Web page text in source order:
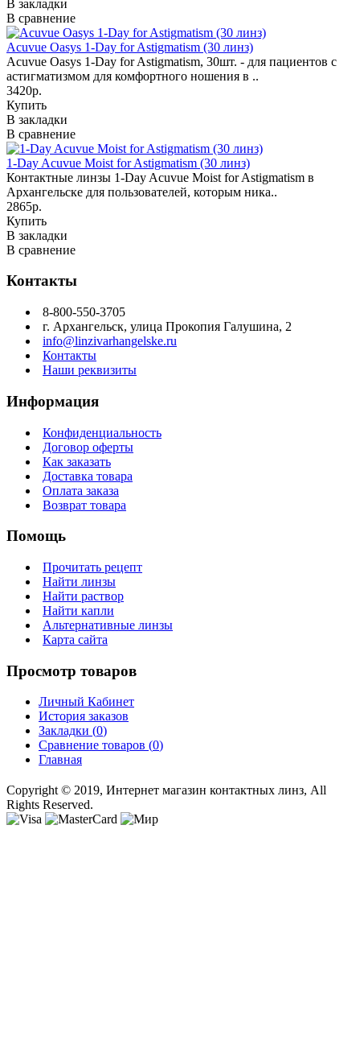
В закладки
В сравнение
Acuvue Oasys 1-Day for Astigmatism (30 линз)
Acuvue Oasys 1-Day for Astigmatism, 30шт. - для пациентов с
астигматизмом для комфортного ношения в ..
3420р.
Купить
В закладки
В сравнение
1-Day Acuvue Moist for Astigmatism (30 линз)
Контактные линзы 1-Day Acuvue Moist for Astigmatism в
Архангельске для пользователей, которым ника..
2865р.
Купить
В закладки
В сравнение
Контакты
8-800-550-3705
г. Архангельск, улица Прокопия Галушина, 2
info@linzivarhangelske.ru
Контакты
Наши реквизиты
Информация
Конфиденциальность
Договор оферты
Как заказать
Доставка товара
Оплата заказа
Возврат товара
Помощь
Прочитать рецепт
Найти линзы
Найти раствор
Найти капли
Альтернативные линзы
Карта сайта
Просмотр товаров
Личный Кабинет
История заказов
Закладки (0)
Сравнение товаров (0)
Главная
Copyright © 2019, Интернет магазин контактных линз, All
Rights Reserved.